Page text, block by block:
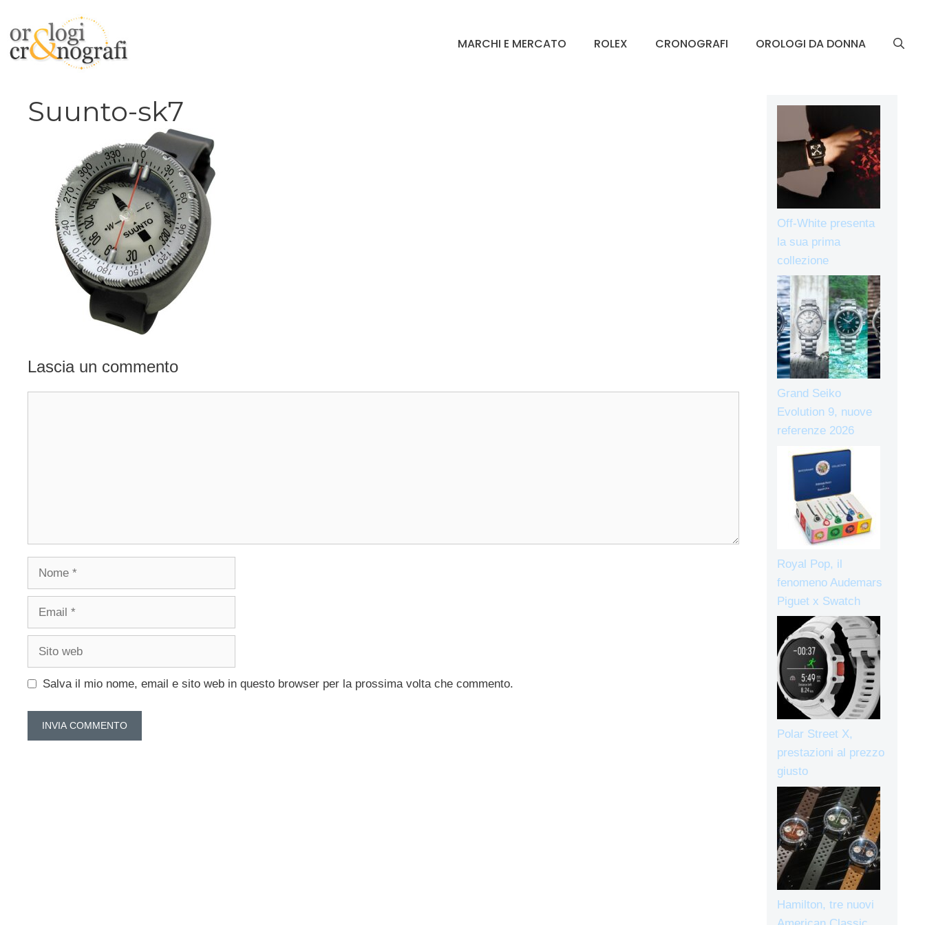
contenuto
MARCHI E MERCATO ROLEX CRONOGRAFI OROLOGI DA DONNA
Suunto-sk7
Lascia un commento
Nome
Email
Sito
Salva il mio nome, email e sito web in questo browser per la prossima volta che commento.
Off-White presenta
la sua prima
collezione
Grand Seiko
Evolution 9, nuove
referenze 2026
Royal Pop, il
fenomeno Audemars
Piguet x Swatch
Polar Street X,
prestazioni al prezzo
giusto
Hamilton, tre nuovi